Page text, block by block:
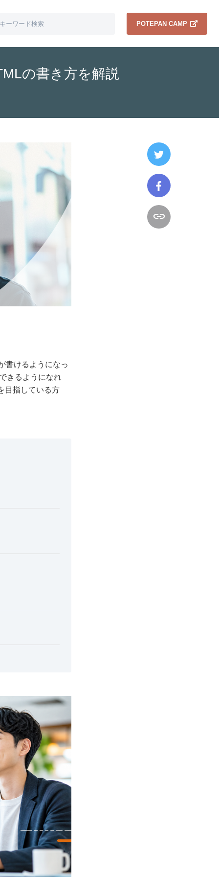
POTEPAN CAMP
の書き方を解説
書けるようになっ
きるようになれ
目指している方